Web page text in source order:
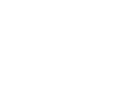
que podremos utilizarlos
alguna.
por datos?